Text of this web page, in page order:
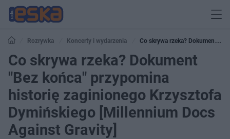
Rozrywka Koncerty i wydarzenia
Co skrywa rzeka? Dokument
"Bez końca" przypomina historię zaginionego Krzysztofa Dymińskiego
[Millennium Docs Against Gravity]
Co skrywa rzeka? Dokument
"Bez końca" przypomina
historię zaginionego Krzysztofa
Dymińskiego [Millennium Docs
Against Gravity]